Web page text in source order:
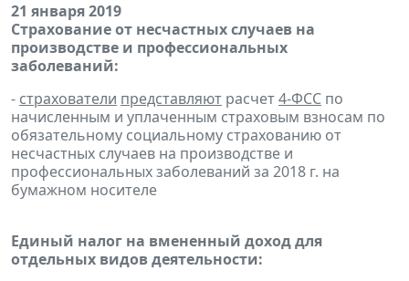
21 января 2019
Страхование от несчастных случаев на
производстве и профессиональных
заболеваний:
- страхователи представляют расчет4-ФСС по
начисленным и уплаченным страховым взносам по
обязательному социальному страхованию от
несчастных случаев на производстве и
профессиональных заболеваний за 2018 г. на
бумажном носителе
Единый налог на вмененный доход для
отдельных видов деятельности: